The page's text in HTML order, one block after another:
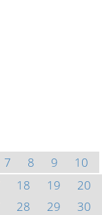
7 8 9
10
18 19
20
28 29
30